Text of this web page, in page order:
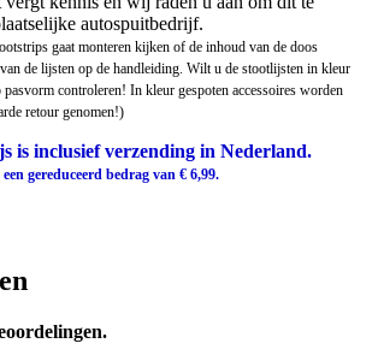
autospuitbedrijf.
gaat monteren kijken of de inhoud van de doos
de lijsten op de handleiding. Wilt u de stootlijsten in kleur
pasvorm controleren! In kleur gespoten accessoires worden
retour genomen!)
is inclusief verzending in Nederland.
gereduceerd bedrag van € 6,99.